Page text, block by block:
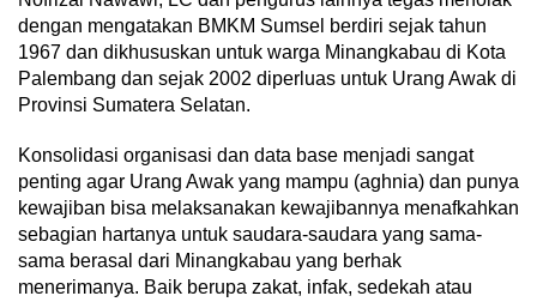
dengan mengatakan BMKM Sumsel berdiri sejak tahun
1967 dan dikhususkan untuk warga Minangkabau di Kota
Palembang dan sejak 2002 diperluas untuk Urang Awak di
Provinsi Sumatera Selatan.
Konsolidasi organisasi dan data base menjadi sangat
penting agar Urang Awak yang mampu (aghnia) dan punya
kewajiban bisa melaksanakan kewajibannya menafkahkan
sebagian hartanya untuk saudara-saudara yang sama-
sama berasal dari Minangkabau yang berhak
menerimanya. Baik berupa zakat, infak, sedekah atau